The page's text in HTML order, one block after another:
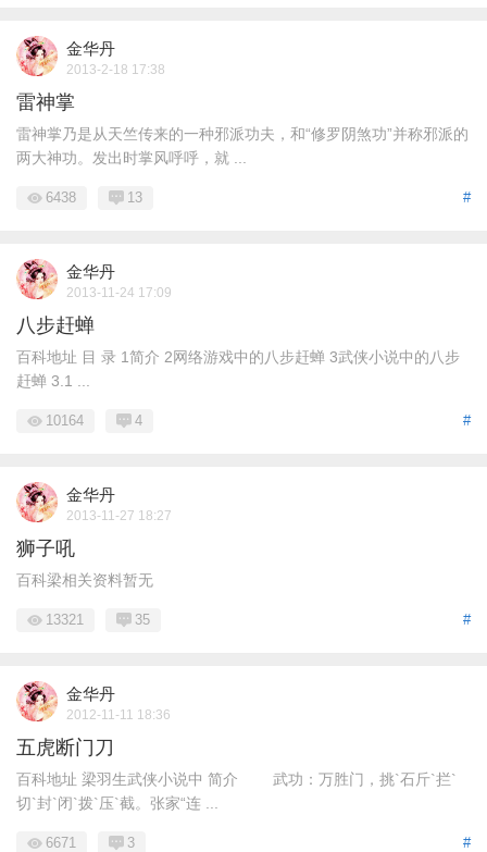
金华丹
2013-2-18 17:38
雷神掌
雷神掌乃是从天竺传来的一种邪派功夫，和“修罗阴煞功”并称邪派的
两大神功。发出时掌风呼呼，就 ...
#
6438 13
金华丹
2013-11-24 17:09
八步赶蝉
百科地址 目 录 1简介 2网络游戏中的八步赶蝉 3武侠小说中的八步
赶蝉 3.1 ...
#
10164 4
金华丹
2013-11-27 18:27
狮子吼
百科梁相关资料暂无
#
13321 35
金华丹
2012-11-11 18:36
五虎断门刀
百科地址 梁羽生武侠小说中 简介 武功：万胜门，挑`石斤`拦`
切`封`闭`拨`压`截。张家“连 ...
#
6671 3